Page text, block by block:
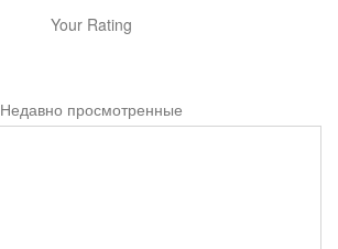
Your Rating
Недавно просмотренные